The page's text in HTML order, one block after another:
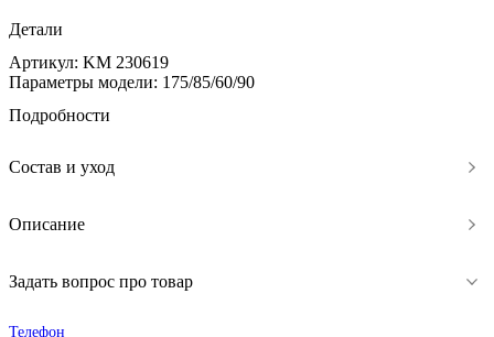
Детали
Артикул: KM 230619
Параметры модели: 175/85/60/90
Подробности
Состав и уход
Описание
Задать вопрос про товар
Телефон